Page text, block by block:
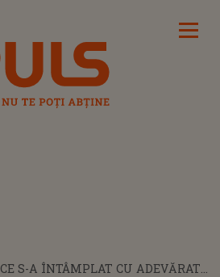
CE S-A ÎNTÂMPLAT CU ADEVĂRAT